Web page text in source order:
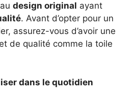
design original ayant
. Avant d’opter pour un
assurez-vous d’avoir une
de qualité comme la toile
dans le quotidien